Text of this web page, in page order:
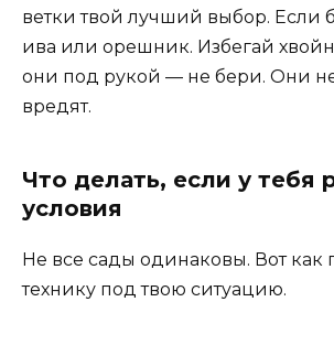
ветки твой лучший выбор. Если
ива или орешник. Избегай
они под рукой — не бери. Они
вредят.
Что делать, если у тебя
условия
Не все сады одинаковы. Вот как
технику под твою ситуацию.